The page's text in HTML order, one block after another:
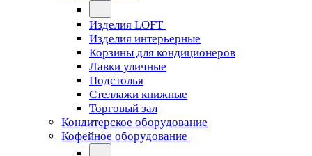
Изделия LOFT
Изделия интерьерные
Корзины для кондиционеров
Лавки уличные
Подстолья
Стеллажи книжные
Торговый зал
Кондитерское оборудование
Кофейное оборудование